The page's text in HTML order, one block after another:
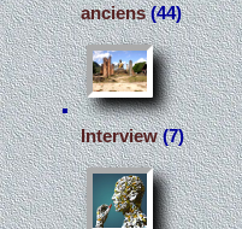
anciens(44)
Interview(7)